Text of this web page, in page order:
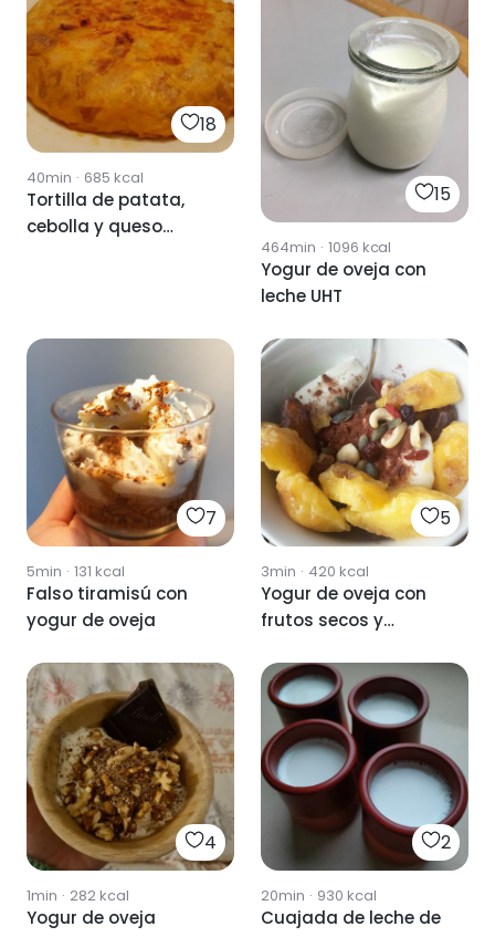
18
40min · 685 kcal
Tortilla de patata,
cebolla y queso
15
464min · 1096 kcal
Yogur de oveja con
leche UHT
7
5min · 131 kcal
Falso tiramisú con
yogur de oveja
5
3min · 420 kcal
Yogur de oveja con
frutos secos y
4
1min · 282kcal
Yogur de oveja
2
20min · 930 kcal
Cuajada de leche de